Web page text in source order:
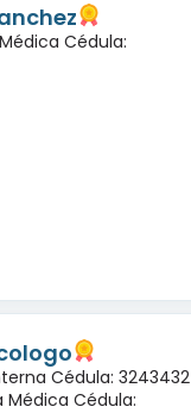
Cédula:
Cédula: 3243432
Médica Cédula: